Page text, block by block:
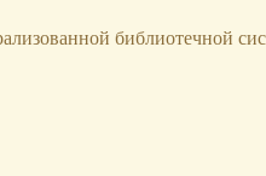
библиотечной